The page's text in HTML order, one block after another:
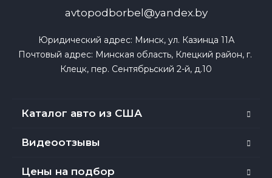
avtopodborbel@yandex.by
Юридический адрес: Минск, ул. Казинца 11А
Почтовый адрес: Минская область, Клецкий район, г.
Клецк, пер. Сентябрьский 2-й, д.10
Каталог авто из США
Видеоотзывы
Цены на подбор